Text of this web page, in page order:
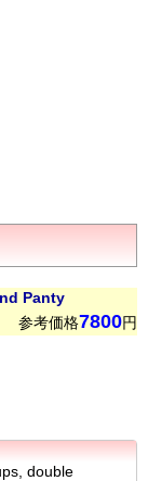
Panty
参考価格7800円
double